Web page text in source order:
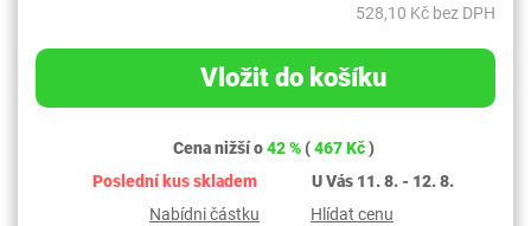
528,10 Kč bez DPH
Vložit do košíku
Cena nižší o42 %(467 Kč)
Poslední kus skladem
U Vás 11. 8. - 12. 8.
Nabídni částku
Hlídat cenu